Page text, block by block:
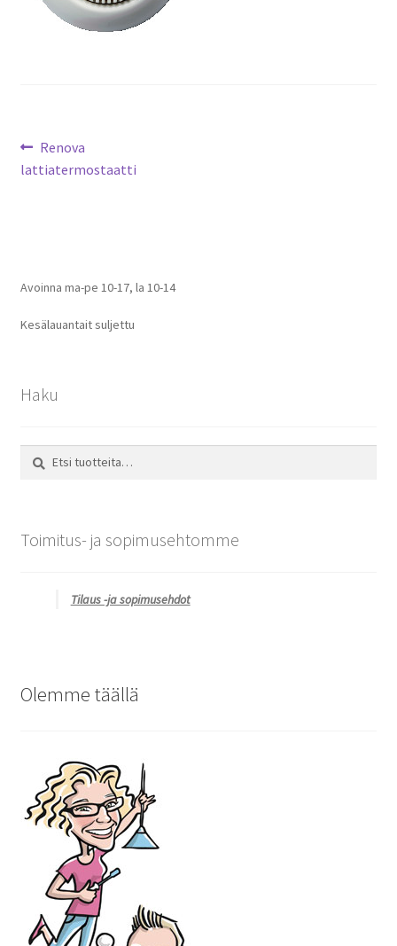
Artikkelien
selaus
Edellinen
artikkeli
Renova
lattiatermostaatti
Avoinna ma-pe 10-17, la 10-14
Kesälauantait suljettu
Haku
Toimitus- ja sopimusehtomme
Tilaus -ja sopimusehdot
Olemme täällä